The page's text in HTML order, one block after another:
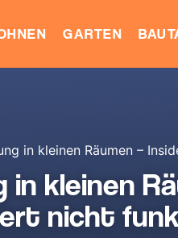
GARTEN
in kleinen Räumen –
kleinen
nicht